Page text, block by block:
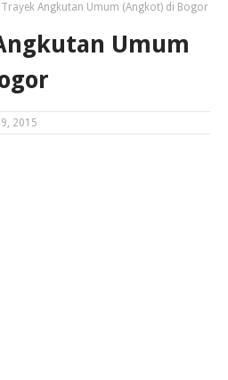
Trayek Angkutan Umum (Angkot) di Bogor
Umum
2015